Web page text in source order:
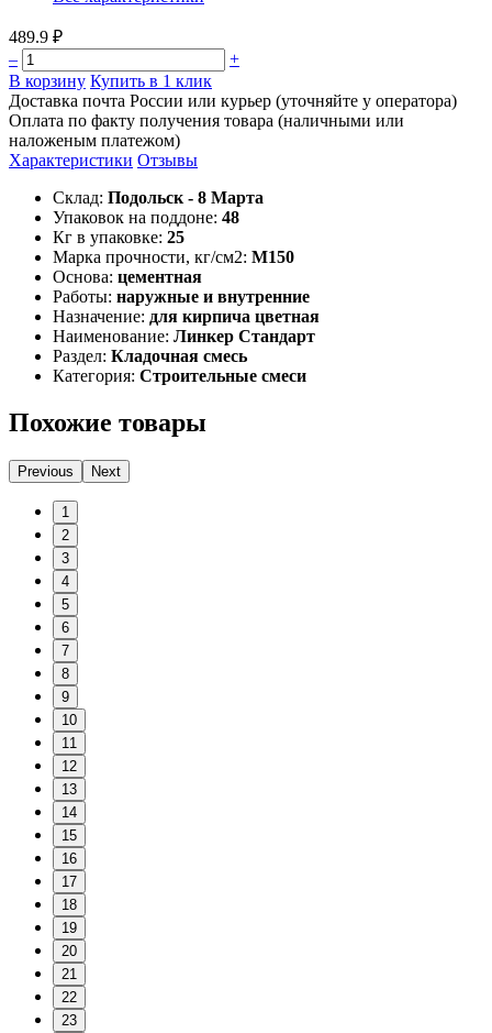
489.9 ₽
–
+
В корзину Купить в 1 клик
Доставка почта России или курьер (уточняйте у оператора)
Оплата по факту получения товара (наличными или
наложеным платежом)
Характеристики Отзывы
Склад: Подольск - 8 Марта
Упаковок на поддоне: 48
Кг в упаковке: 25
Марка прочности, кг/см2: М150
Основа: цементная
Работы: наружные и внутренние
Назначение: для кирпича цветная
Наименование: Линкер Стандарт
Раздел: Кладочная смесь
Категория: Строительные смеси
Похожие товары
Previous Next
1
2
3
4
5
6
7
8
9
10
11
12
13
14
15
16
17
18
19
20
21
22
23